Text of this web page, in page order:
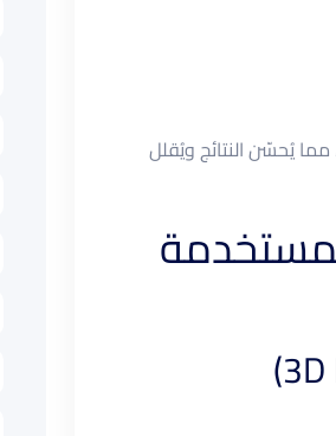
يُحسّن النتائج ويُقلل